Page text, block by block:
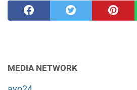
MEDIA NETWORK